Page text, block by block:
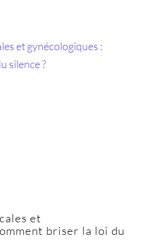
et
briser la loi du